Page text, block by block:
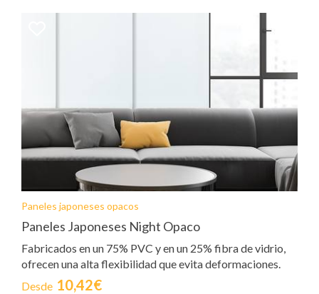
Paneles japoneses opacos
Paneles Japoneses Night Opaco
Fabricados en un 75% PVC y en un 25% fibra de vidrio,
ofrecen una alta flexibilidad que evita deformaciones.
Desde 10,42€